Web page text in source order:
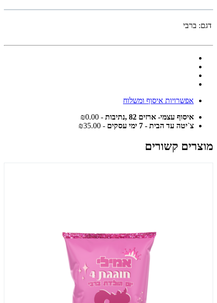
דגם: ברבי
אפשרויות איסוף ומשלוח
איסוף עצמי- ארזים 82 ,נתיבות
- ₪0.00
צ`יטה עד הבית - 7 ימי עסקים
- ₪35.00
מוצרים קשורים